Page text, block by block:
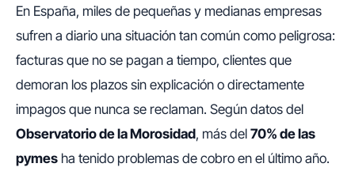
En España, miles de pequeñas y medianas empresas
sufren a diario una situación tan común como peligrosa:
facturas que no se pagan a tiempo, clientes que
demoran los plazos sin explicación o directamente
impagos que nunca se reclaman. Según datos del
Observatorio de la Morosidad, más del 70% de las
pymes ha tenido problemas de cobro en el último año.